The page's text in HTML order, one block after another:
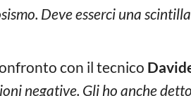
Deve esserci una
con il tecnico
negative. Gli ho anche